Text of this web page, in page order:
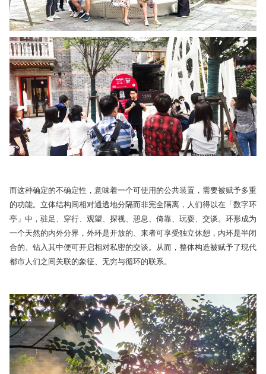
而这种确定的不确定性，意味着一个可使用的公共装置，需要被赋予多重
的功能。立体结构间相对通透地分隔而非完全隔离，人们得以在「数字环
亭」中，驻足、穿行、观望、探视、憩息、倚靠、玩耍、交谈。环形成为
一个天然的内外分界，外环是开放的、来者可享受独立休憩，内环是半闭
合的、钻入其中便可开启相对私密的交谈。从而，整体构造被赋予了现代
都市人们之间关联的象征、无穷与循环的联系。